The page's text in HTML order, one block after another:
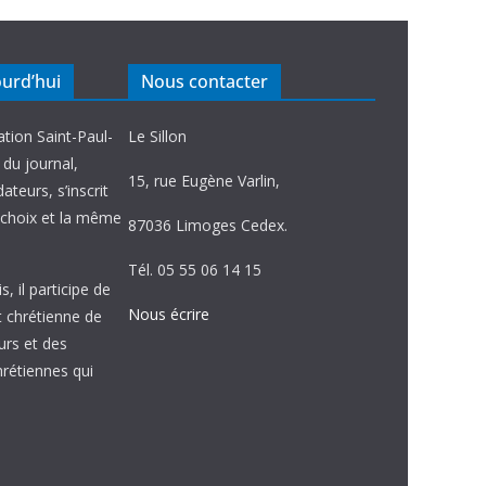
Saint-Paul-
journal,
s’inscrit
et la même
il participe de
chrétienne de
et des
qui
Nous contacter
Le Sillon
15, rue Eugène Varlin,
87036 Limoges Cedex.
Tél. 05 55 06 14 15
Nous écrire